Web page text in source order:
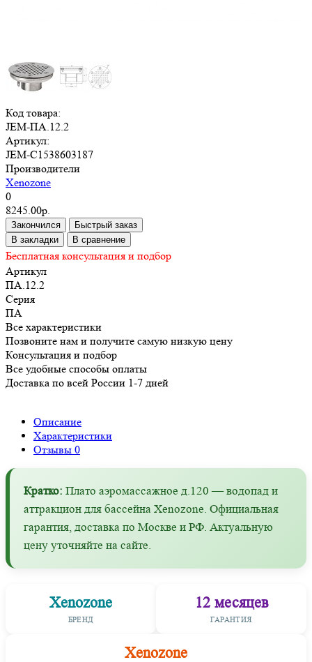
Код товара:
JEM-ПА.12.2
Артикул:
JEM-C1538603187
Производители
Xenozone
0
8245.00р.
Закончился
Быстрый заказ
В закладки
В сравнение
Бесплатная консультация и подбор
Артикул
ПА.12.2
Серия
ПА
Все характеристики
Позвоните нам и получите самую низкую цену
Консультация и подбор
Все удобные способы оплаты
Доставка по всей России 1-7 дней
Описание
Характеристики
Отзывы 0
Кратко: Плато аэромассажное д.120 — водопад и
аттракцион для бассейна Xenozone. Официальная
гарантия, доставка по Москве и РФ. Актуальную
цену уточняйте на сайте.
Xenozone
БРЕНД
12 месяцев
ГАРАНТИЯ
Xenozone